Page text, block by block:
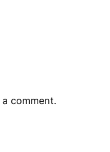
comment.